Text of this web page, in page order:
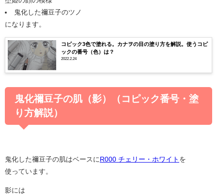
鬼化した禰豆子のツノ
になります。
コピック3色で塗れる。カナヲの目の塗り方を解説。使うコピ
ックの番号（色）は？
2022.2.24
鬼化禰豆子の肌（影）（コピック番号・塗
り方解説）
鬼化した禰豆子の肌はベースに R000 チェリー・ホワイト を
使っています。
影には